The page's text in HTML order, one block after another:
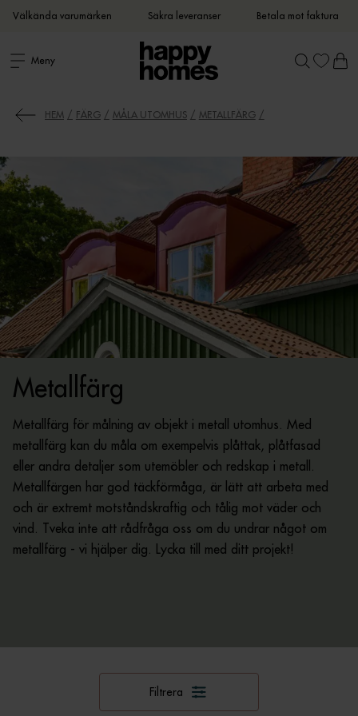
Välkända varumärken Säkra leveranser Betala mot faktura
Meny
HEM FÄRG MÅLA UTOMHUS METALLFÄRG
Metallfärg
Metallfärg för målning av objekt i metall utomhus. Med
metallfärg kan du måla om exempelvis plåttak, plåtfasad
eller andra detaljer som utemöbler och redskap i metall.
Metallfärgen har god täckförmåga, är lätt att arbeta med
och är extremt motståndskraftig och tålig mot väder och
vind. Tveka inte att rådfråga oss om du undrar något om
metallfärg - vi hjälper dig. Lycka till med ditt projekt!
Filtrera